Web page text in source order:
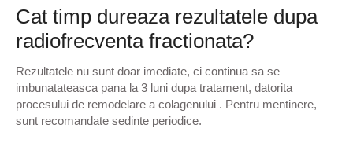
Cat timp dureaza rezultatele dupa
radiofrecventa fractionata?
Rezultatele nu sunt doar imediate, ci continua sa se
imbunatateasca pana la 3 luni dupa tratament, datorita
procesului de remodelare a colagenului . Pentru mentinere,
sunt recomandate sedinte periodice.